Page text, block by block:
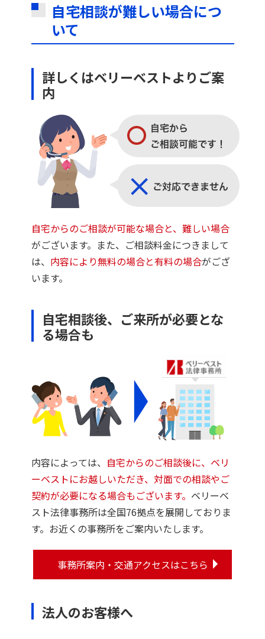
自宅相談が難しい場合につ
いて
詳しくはベリーベストよりご案
内
自宅からのご相談が可能な場合と、難しい場合
がございます。また、ご相談料金につきまして
は、 内容により無料の場合と有料の場合がござ
います。
自宅相談後、ご来所が必要とな
る場合も
内容によっては、 自宅からのご相談後に、ベリ
ーベストにお越しいただき、対面での相談やご
契約が必要になる場合もございます。 ベリーベ
スト法律事務所は全国76拠点を展開しておりま
す。お近くの事務所をご案内いたします。
事務所案内・交通アクセスはこちら
法人のお客様へ